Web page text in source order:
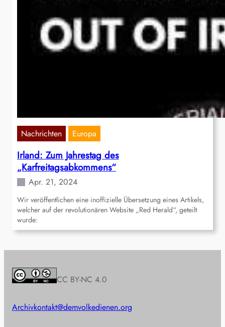
Nachrichten Europa
Irland: Zum Jahrestag des
„Karfreitagsabkommens“
Apr. 21, 2024
Wir veröffentlichen eine inoffizielle Übersetzung eines Artikels,
welcher auf der revolutionären Website „Red Herald“, geteilt
wurde:
CC BY-NC 4.0
Archivkontakt@demvolkedienen.org